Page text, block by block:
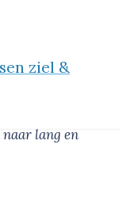
ziel &
lang en